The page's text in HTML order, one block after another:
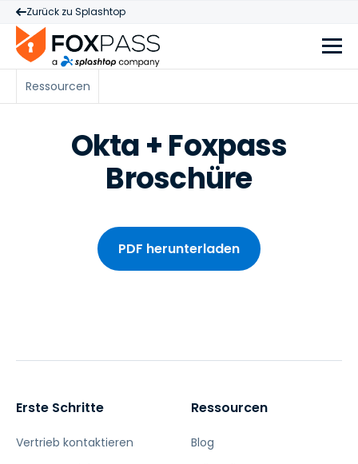
Zurück zu Splashtop
Ressourcen
Okta + Foxpass
Broschüre
PDF herunterladen
Erste Schritte
Vertrieb kontaktieren
Ressourcen
Blog